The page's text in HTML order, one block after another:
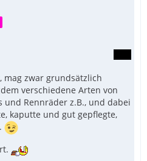
mag zwar grundsätzlich
verschiedene Arten von
Rennräder z.B., und dabei
kaputte und gut gepflegte,